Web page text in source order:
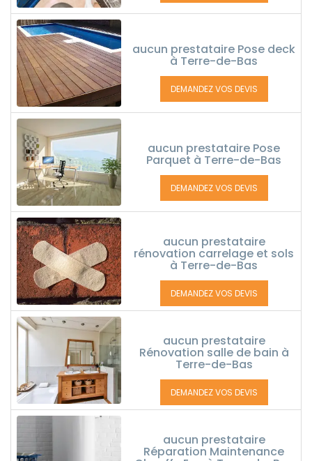
aucun prestataire Pose deck
à Terre-de-Bas
DEMANDEZ VOS DEVIS
aucun prestataire Pose
Parquet à Terre-de-Bas
DEMANDEZ VOS DEVIS
aucun prestataire
rénovation carrelage et sols
à Terre-de-Bas
DEMANDEZ VOS DEVIS
aucun prestataire
Rénovation salle de bain à
Terre-de-Bas
DEMANDEZ VOS DEVIS
aucun prestataire
Réparation Maintenance